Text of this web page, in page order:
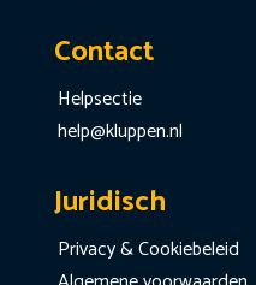
Contact
Helpsectie
help@kluppen.nl
Juridisch
Privacy & Cookiebeleid